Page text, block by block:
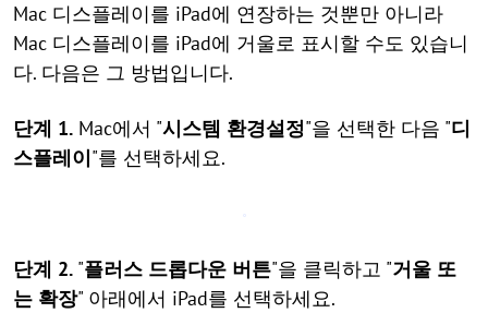
Mac 디스플레이를 iPad에 연장하는 것뿐만 아니라
Mac 디스플레이를 iPad에 거울로 표시할 수도 있습니
다. 다음은 그 방법입니다.
단계 1. Mac에서 "시스템 환경설정"을 선택한 다음 "디
스플레이"를 선택하세요.
단계 2. "플러스 드롭다운 버튼"을 클릭하고 "거울 또
는 확장" 아래에서 iPad를 선택하세요.